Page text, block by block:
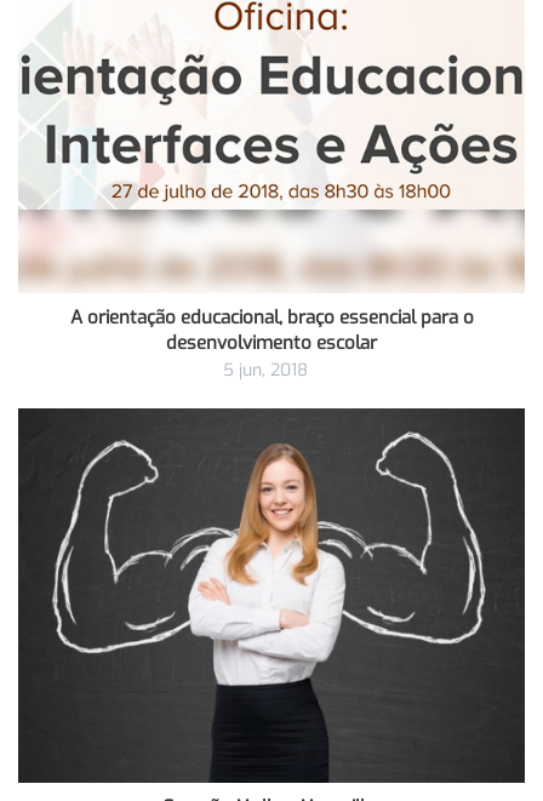
A orientação educacional, braço essencial para o
desenvolvimento escolar
5 jun, 2018